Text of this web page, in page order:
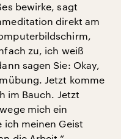
bewirke, sagt
direkt am
zu, ich weiß
sagen Sie: Okay,
Jetzt komme
im Bauch. Jetzt
mich ein
ich meinen Geist